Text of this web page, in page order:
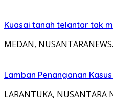
Kuasai tanah telantar tak
MEDAN,
Lamban Penanganan
LARANTUKA,